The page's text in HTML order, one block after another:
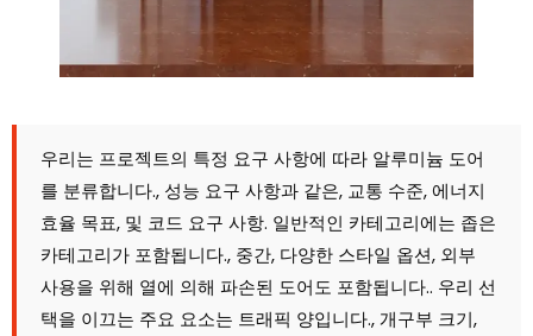
우리는 프로젝트의 특정 요구 사항에 따라 알루미늄 도어
를 분류합니다., 성능 요구 사항과 같은, 교통 수준, 에너지
효율 목표, 및 코드 요구 사항. 일반적인 카테고리에는 좁은
카테고리가 포함됩니다., 중간, 다양한 스타일 옵션, 외부
사용을 위해 열에 의해 파손된 도어도 포함됩니다.. 우리 선
택을 이끄는 주요 요소는 트래픽 양입니다., 개구부 크기,